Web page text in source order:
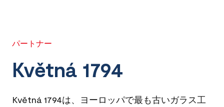
パートナー
Květná 1794
Květná 1794は、ヨーロッパで最も古いガラス工